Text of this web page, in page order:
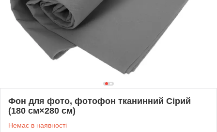
Фон для фото, фотофон тканинний Сірий
(180 см×280 см)
Немає в наявності